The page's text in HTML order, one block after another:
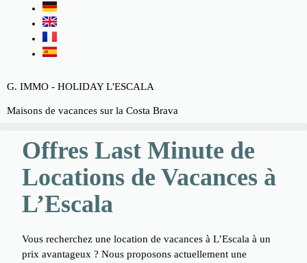
G. IMMO - HOLIDAY L'ESCALA
Maisons de vacances sur la Costa Brava
Offres Last Minute de
Locations de Vacances à
L’Escala
Vous recherchez une location de vacances à L’Escala à un
prix avantageux ? Nous proposons actuellement une